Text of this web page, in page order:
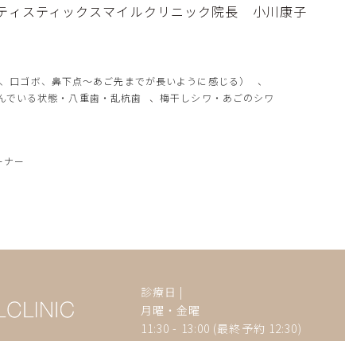
スティックスマイルクリニック院長 小川康子
ゴボ、鼻下点～あご先までが長いように感じる）
、
でいる状態・八重歯・乱杭歯 、梅干しシワ・あごのシワ
ナー
診療日 |
月曜・金曜
11:30 - 13:00 (最終予約 12:30)